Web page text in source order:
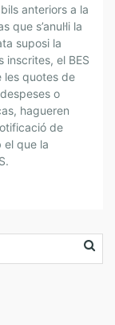
anteriors a la
s’anul·li la
suposi la
inscrites, el BES
les quotes de
o
hagueren
de
el que la